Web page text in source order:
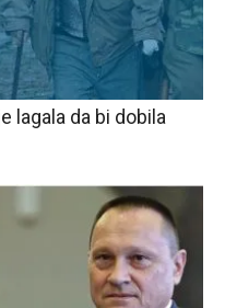
lagala da bi dobila